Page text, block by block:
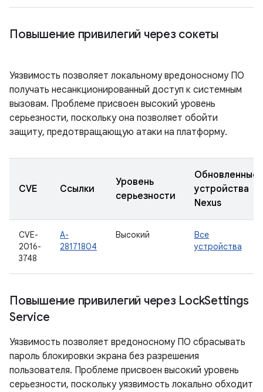
Повышение привилегий через сокеты
Уязвимость позволяет локальному вредоносному ПО
получать несанкционированный доступ к системным
вызовам. Проблеме присвоен высокий уровень
серьезности, поскольку она позволяет обойти
защиту, предотвращающую атаки на платформу.
CVE Ссылки
Уровень
серьезности
Обновленные
устройства
Nexus
CVE-
2016-
3748
A-
28171804
Высокий
Все
устройства
Повышение привилегий через LockSettings
Service
Уязвимость позволяет вредоносному ПО сбрасывать
пароль блокировки экрана без разрешения
пользователя. Проблеме присвоен высокий уровень
серьезности, поскольку уязвимость локально обходит